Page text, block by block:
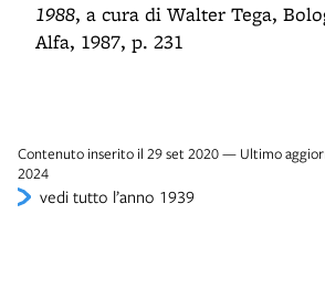
1988, a cura di Walter Tega,
Alfa, 1987, p. 231
Contenuto inserito il 29 set 2020 — Ultimo
2024
vedi tutto l’anno 1939